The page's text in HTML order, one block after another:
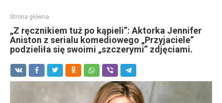
Strona główna
„Z ręcznikiem tuż po kąpieli”: Aktorka Jennifer
Aniston z serialu komediowego „Przyjaciele”
podzieliła się swoimi „szczerymi” zdjęciami.